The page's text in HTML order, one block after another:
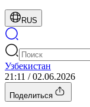
RUS
Узбекистан
21:11 / 02.06.2026
Поделиться